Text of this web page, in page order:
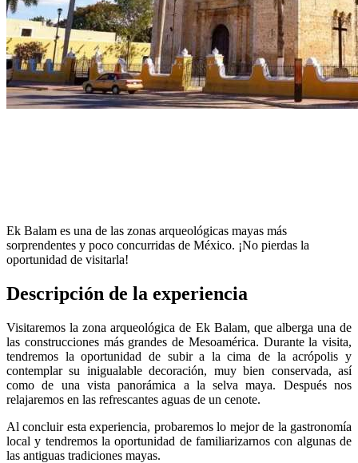
Ek Balam es una de las zonas arqueológicas mayas más
sorprendentes y poco concurridas de México. ¡No pierdas la
oportunidad de visitarla!
Descripción de la experiencia
Visitaremos la zona arqueológica de Ek Balam, que alberga una de
las construcciones más grandes de Mesoamérica. Durante la visita,
tendremos la oportunidad de subir a la cima de la acrópolis y
contemplar su inigualable decoración, muy bien conservada, así
como de una vista panorámica a la selva maya. Después nos
relajaremos en las refrescantes aguas de un cenote.
Al concluir esta experiencia, probaremos lo mejor de la gastronomía
local y tendremos la oportunidad de familiarizarnos con algunas de
las antiguas tradiciones mayas.